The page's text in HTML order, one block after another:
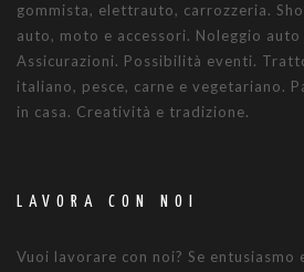
gommista, elettrauto, carrozzeria.
auto, moto e accessori. Noleggio auto
Assicurazioni. Possibilità eventi.
italiano, pesce, carne e vegetariano.
in casa. Creatività e tradizione.
LAVORA CON NOI
Vuoi lavorare con noi? Se entusiasmo